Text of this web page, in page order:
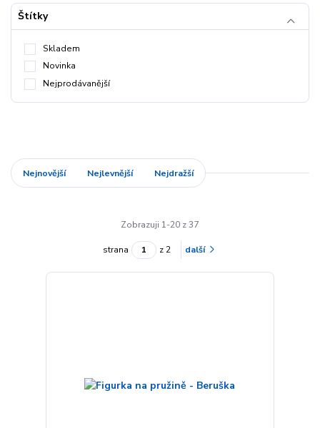
Štítky
Skladem
Novinka
Nejprodávanější
Nejnovější Nejlevnější Nejdražší
Zobrazuji 1-20 z 37
strana z 2 další